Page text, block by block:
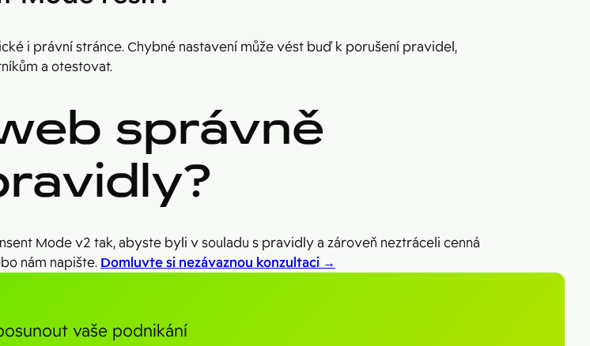
i právní stránce. Chybné nastavení může vést buď k porušení pravidel,
a otestovat.
správně
Mode v2 tak, abyste byli v souladu s pravidly a zároveň neztráceli cenná
nám napište. Domluvte si nezávaznou konzultaci →
vaše podnikání